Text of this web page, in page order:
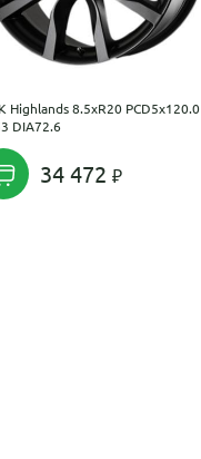
Highlands 8.5xR20 PCD5x120.0
DIA72.6
34 472